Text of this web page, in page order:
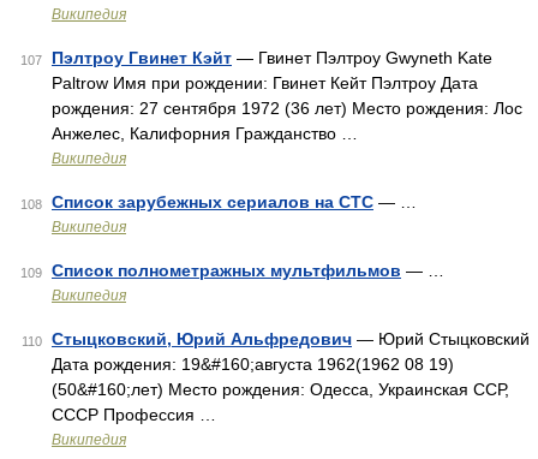
Википедия
107 Пэлтроу Гвинет Кэйт — Гвинет Пэлтроу Gwyneth Kate
Paltrow Имя при рождении: Гвинет Кейт Пэлтроу Дата
рождения: 27 сентября 1972 (36 лет) Место рождения: Лос
Анжелес, Калифорния Гражданство …
Википедия
108 Список зарубежных сериалов на СТС — …
Википедия
109 Список полнометражных мультфильмов — …
Википедия
110 Стыцковский, Юрий Альфредович — Юрий Стыцковский
Дата рождения: 19&#160;августа 1962(1962 08 19)
(50&#160;лет) Место рождения: Одесса, Украинская ССР,
СССР Профессия …
Википедия